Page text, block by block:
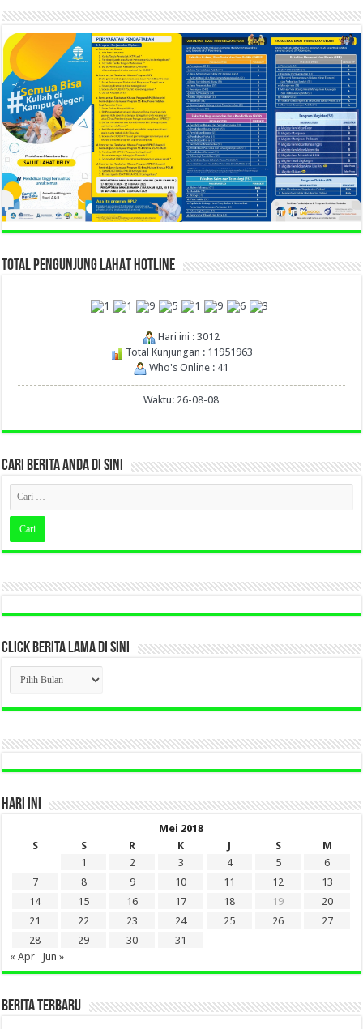
TOTAL PENGUNJUNG LAHAT HOTLINE
Hari ini : 3012
Total Kunjungan : 11951963
Who's Online : 41
Waktu: 26-08-08
CARI BERITA ANDA DI SINI
CLICK BERITA LAMA DI SINI
CLICK
BERITA
LAMA
DI
HARI INI
Mei 2018
S
S R K J S
M
1
2 3 4 5
6
7
8 9 10 11 12
13
14
15 16 17 18 19
20
21
22 23 24 25 26
27
28
29 30
31
« Apr
Jun »
BERITA TERBARU